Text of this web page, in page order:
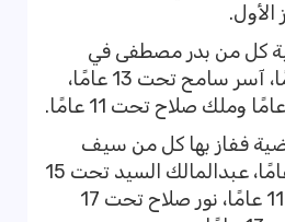
الأول.
كل من بدر مصطفى في
منافسات تحت 19 عامًا، آسر سامح تحت 13 عامًا،
ففاز بها كل من سيف
الدين قاسم تحت 17 عامًا، عبدالمالك السيد تحت 15
عامًا، صلاح علام تحت 11 عامًا، نور صلاح تحت 17